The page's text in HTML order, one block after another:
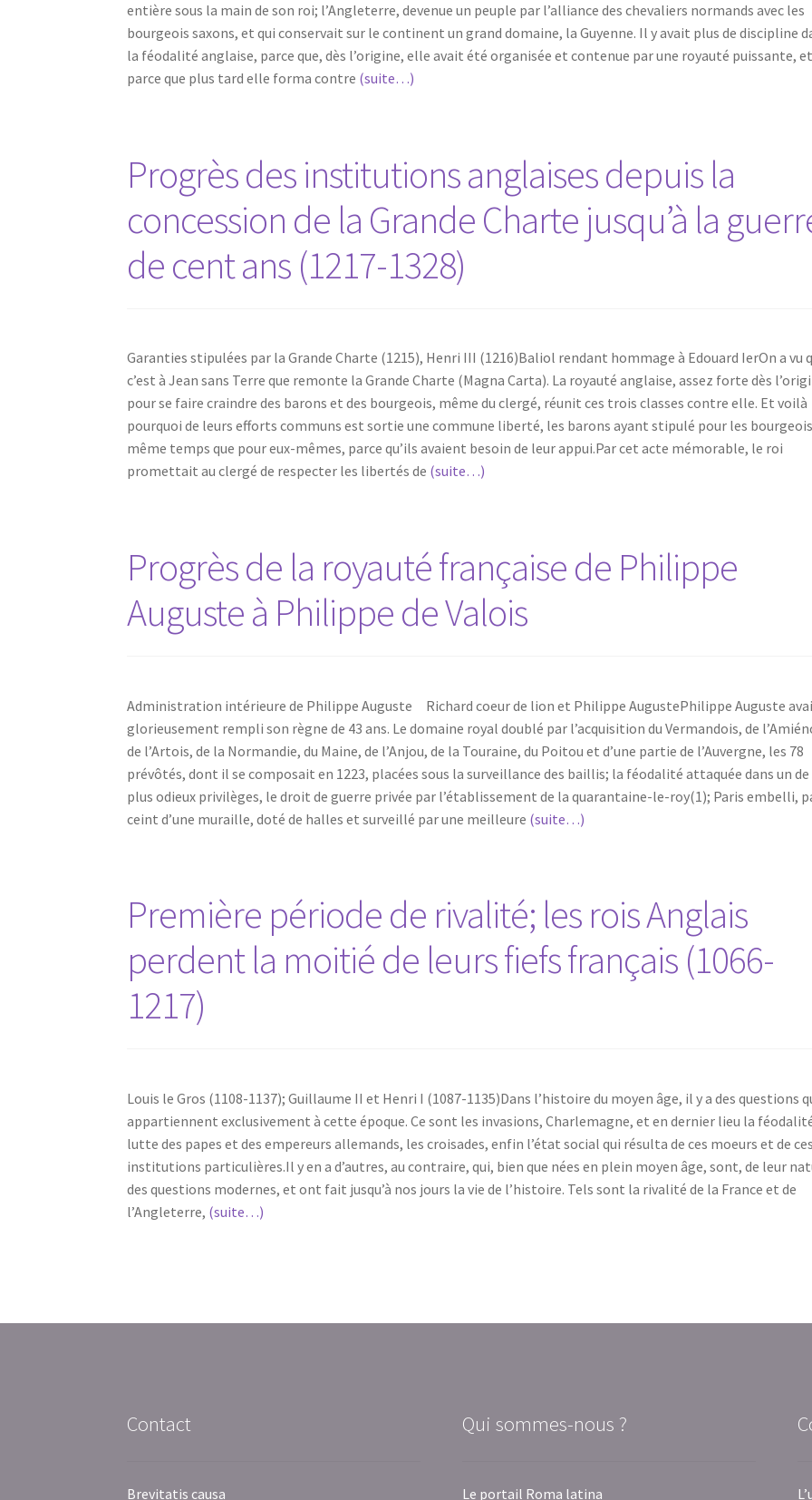
entière sous la main de son roi; l’Angleterre, devenue un peuple par l’alliance des chevaliers normands avec les
bourgeois saxons, et qui conservait sur le continent un grand domaine, la Guyenne. Il y avait plus de discipline
la féodalité anglaise, parce que, dès l’origine, elle avait été organisée et contenue par une royauté puissante, et
parce que plus tard elle forma contre (suite…)
Progrès des institutions anglaises depuis la
concession de la Grande Charte jusqu’à la
de cent ans (1217-1328)
Garanties stipulées par la Grande Charte (1215), Henri III (1216)Baliol rendant hommage à Edouard IerOn a vu
c’est à Jean sans Terre que remonte la Grande Charte (Magna Carta). La royauté anglaise, assez forte dès
pour se faire craindre des barons et des bourgeois, même du clergé, réunit ces trois classes contre elle. Et voilà
pourquoi de leurs efforts communs est sortie une commune liberté, les barons ayant stipulé pour les
même temps que pour eux-mêmes, parce qu’ils avaient besoin de leur appui.Par cet acte mémorable, le roi
promettait au clergé de respecter les libertés de (suite…)
Progrès de la royauté française de Philippe
Auguste à Philippe de Valois
Administration intérieure de Philippe Auguste Richard coeur de lion et Philippe AugustePhilippe Auguste
glorieusement rempli son règne de 43 ans. Le domaine royal doublé par l’acquisition du Vermandois, de
de l’Artois, de la Normandie, du Maine, de l’Anjou, de la Touraine, du Poitou et d’une partie de l’Auvergne, les 78
prévôtés, dont il se composait en 1223, placées sous la surveillance des baillis; la féodalité attaquée dans un de
plus odieux privilèges, le droit de guerre privée par l’établissement de la quarantaine-le-roy(1); Paris embelli,
ceint d’une muraille, doté de halles et surveillé par une meilleure (suite…)
Première période de rivalité; les rois Anglais
perdent la moitié de leurs fiefs français (1066-
1217)
Louis le Gros (1108-1137); Guillaume II et Henri I (1087-1135)Dans l’histoire du moyen âge, il y a des questions
appartiennent exclusivement à cette époque. Ce sont les invasions, Charlemagne, et en dernier lieu la
lutte des papes et des empereurs allemands, les croisades, enfin l’état social qui résulta de ces moeurs et de ces
institutions particulières.Il y en a d’autres, au contraire, qui, bien que nées en plein moyen âge, sont, de leur
des questions modernes, et ont fait jusqu’à nos jours la vie de l’histoire. Tels sont la rivalité de la France et de
l’Angleterre, (suite…)
Contact
Brevitatis causa
Qui sommes-nous ?
Le portail Roma latina